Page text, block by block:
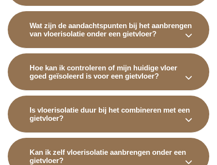
Wat zijn de aandachtspunten bij het aanbrengen
van vloerisolatie onder een gietvloer?
Hoe kan ik controleren of mijn huidige vloer
goed geïsoleerd is voor een gietvloer?
Is vloerisolatie duur bij het combineren met een
gietvloer?
Kan ik zelf vloerisolatie aanbrengen onder een
gietvloer?